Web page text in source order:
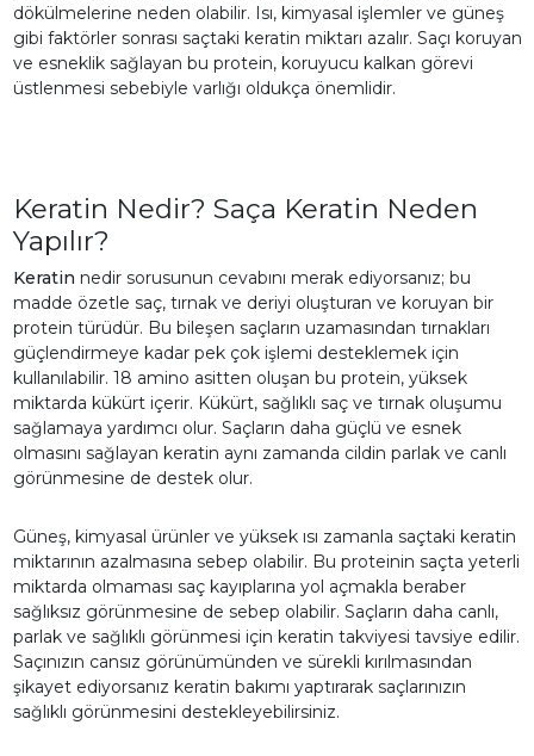
dökülmelerine neden olabilir. Isı, kimyasal işlemler ve güneş
gibi faktörler sonrası saçtaki keratin miktarı azalır. Saçı koruyan
ve esneklik sağlayan bu protein, koruyucu kalkan görevi
üstlenmesi sebebiyle varlığı oldukça önemlidir.
Keratin Nedir? Saça Keratin Neden
Yapılır?
Keratin nedir sorusunun cevabını merak ediyorsanız; bu
madde özetle saç, tırnak ve deriyi oluşturan ve koruyan bir
protein türüdür. Bu bileşen saçların uzamasından tırnakları
güçlendirmeye kadar pek çok işlemi desteklemek için
kullanılabilir. 18 amino asitten oluşan bu protein, yüksek
miktarda kükürt içerir. Kükürt, sağlıklı saç ve tırnak oluşumu
sağlamaya yardımcı olur. Saçların daha güçlü ve esnek
olmasını sağlayan keratin aynı zamanda cildin parlak ve canlı
görünmesine de destek olur.
Güneş, kimyasal ürünler ve yüksek ısı zamanla saçtaki keratin
miktarının azalmasına sebep olabilir. Bu proteinin saçta yeterli
miktarda olmaması saç kayıplarına yol açmakla beraber
sağlıksız görünmesine de sebep olabilir. Saçların daha canlı,
parlak ve sağlıklı görünmesi için keratin takviyesi tavsiye edilir.
Saçınızın cansız görünümünden ve sürekli kırılmasından
şikayet ediyorsanız keratin bakımı yaptırarak saçlarınızın
sağlıklı görünmesini destekleyebilirsiniz.